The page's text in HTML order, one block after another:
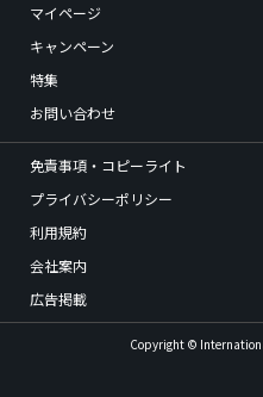
マイページ
キャンペーン
特集
お問い合わせ
免責事項・コピーライト
プライバシーポリシー
利用規約
会社案内
広告掲載
Copyright ©